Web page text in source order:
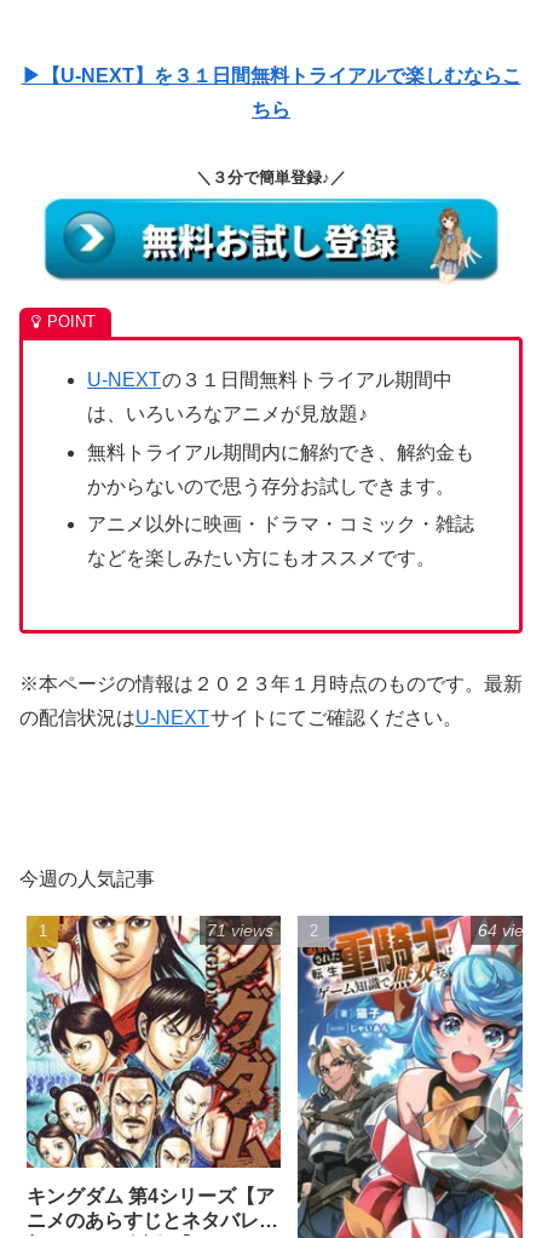
▶【U-NEXT】を３１日間無料トライアルで楽しむならこ
ちら
＼３分で簡単登録♪／
U-NEXTの３１日間無料トライアル期間中
は、いろいろなアニメが見放題♪
無料トライアル期間内に解約でき、解約金も
かからないので思う存分お試しできます。
アニメ以外に映画・ドラマ・コミック・雑誌
などを楽しみたい方にもオススメです。
※本ページの情報は２０２３年１月時点のものです。最新
の配信状況はU-NEXTサイトにて ご確認ください。
今週の人気記事
キングダム 第4シリーズ【ア
ニメのあらすじとネタバレ感
71 views 64